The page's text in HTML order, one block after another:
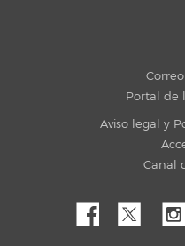
Portal de
Aviso legal y
Canal